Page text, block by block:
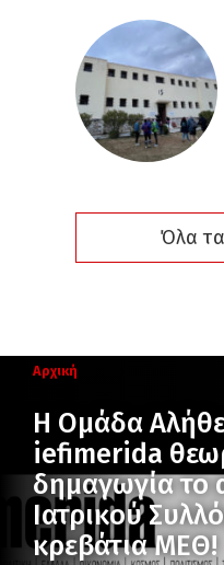
Όλα
Αρχική
Η Ομάδα
iefimerida
δημαγωγία το
Ιατρικού
κρεβάτια ΜΕΘ!